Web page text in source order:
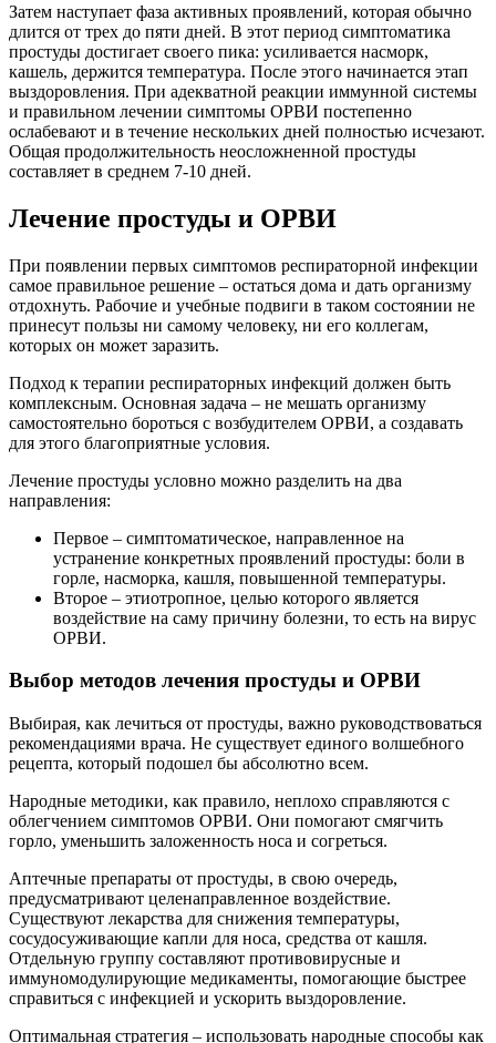
Затем наступает фаза активных проявлений, которая обычно
длится от трех до пяти дней. В этот период симптоматика
простуды достигает своего пика: усиливается насморк,
кашель, держится температура. После этого начинается этап
выздоровления. При адекватной реакции иммунной системы
и правильном лечении симптомы ОРВИ постепенно
ослабевают и в течение нескольких дней полностью исчезают.
Общая продолжительность неосложненной простуды
составляет в среднем 7-10 дней.
Лечение простуды и ОРВИ
При появлении первых симптомов респираторной инфекции
самое правильное решение – остаться дома и дать организму
отдохнуть. Рабочие и учебные подвиги в таком состоянии не
принесут пользы ни самому человеку, ни его коллегам,
которых он может заразить.
Подход к терапии респираторных инфекций должен быть
комплексным. Основная задача – не мешать организму
самостоятельно бороться с возбудителем ОРВИ, а создавать
для этого благоприятные условия.
Лечение простуды условно можно разделить на два
направления:
Первое – симптоматическое, направленное на
устранение конкретных проявлений простуды: боли в
горле, насморка, кашля, повышенной температуры.
Второе – этиотропное, целью которого является
воздействие на саму причину болезни, то есть на вирус
ОРВИ.
Выбор методов лечения простуды и ОРВИ
Выбирая, как лечиться от простуды, важно руководствоваться
рекомендациями врача. Не существует единого волшебного
рецепта, который подошел бы абсолютно всем.
Народные методики, как правило, неплохо справляются с
облегчением симптомов ОРВИ. Они помогают смягчить
горло, уменьшить заложенность носа и согреться.
Аптечные препараты от простуды, в свою очередь,
предусматривают целенаправленное воздействие.
Существуют лекарства для снижения температуры,
сосудосуживающие капли для носа, средства от кашля.
Отдельную группу составляют противовирусные и
иммуномодулирующие медикаменты, помогающие быстрее
справиться с инфекцией и ускорить выздоровление.
Оптимальная стратегия – использовать народные способы как